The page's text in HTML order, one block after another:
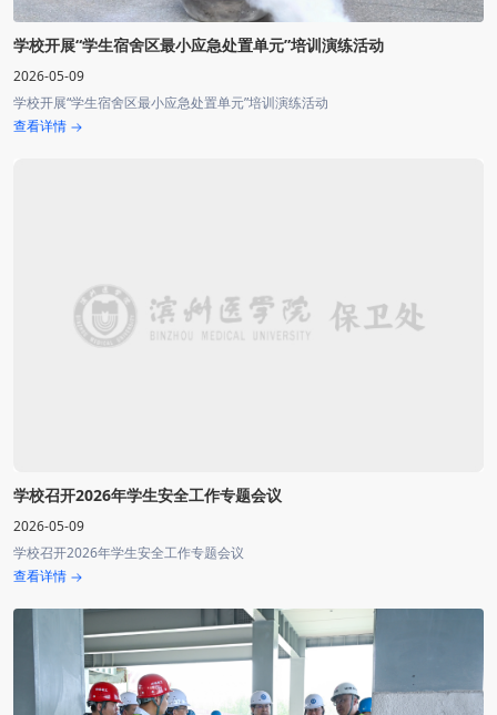
学校开展“学生宿舍区最小应急处置单元”培训演练活动
2026-05-09
学校开展“学生宿舍区最小应急处置单元”培训演练活动
查看详情
学校召开2026年学生安全工作专题会议
2026-05-09
学校召开2026年学生安全工作专题会议
查看详情